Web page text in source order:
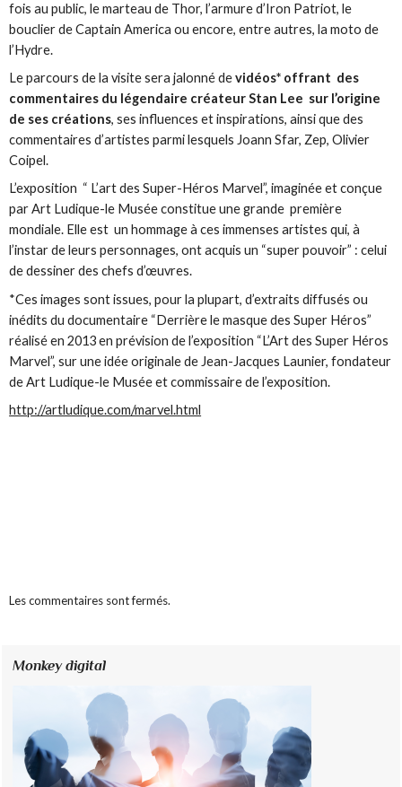
fois au public, le marteau de Thor, l’armure d’Iron Patriot, le
bouclier de Captain America ou encore, entre autres, la moto de
l’Hydre.
Le parcours de la visite sera jalonné devidéos* offrant des
commentaires du légendaire créateur Stan Lee sur l’origine
de ses créations, ses influences et inspirations, ainsi que des
commentaires d’artistes parmi lesquels Joann Sfar, Zep, Olivier
Coipel.
L’exposition “ L’art des Super-Héros Marvel”, imaginée et conçue
par Art Ludique-le Musée constitue une grande première
mondiale. Elle est un hommage à ces immenses artistes qui, à
l’instar de leurs personnages, ont acquis un “super pouvoir” : celui
de dessiner des chefs d’œuvres.
*Ces images sont issues, pour la plupart, d’extraits diffusés ou
inédits du documentaire “Derrière le masque des Super Héros”
réalisé en 2013 en prévision de l’exposition “L’Art des Super Héros
Marvel”, sur une idée originale de Jean-Jacques Launier, fondateur
de Art Ludique-le Musée et commissaire de l’exposition.
http://artludique.com/marvel.html
Les commentaires sont fermés.
Monkey digital